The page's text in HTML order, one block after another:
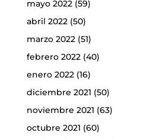
mayo 2022(59)
abril 2022(50)
marzo 2022(51)
febrero 2022(40)
enero 2022(16)
diciembre 2021 (50)
noviembre 2021 (63)
octubre 2021 (60)